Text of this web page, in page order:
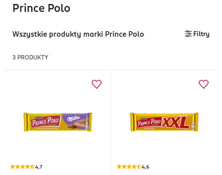
Prince Polo
Wszystkie produkty marki Prince Polo Filtry
3 PRODUKTY
4,7 4,6